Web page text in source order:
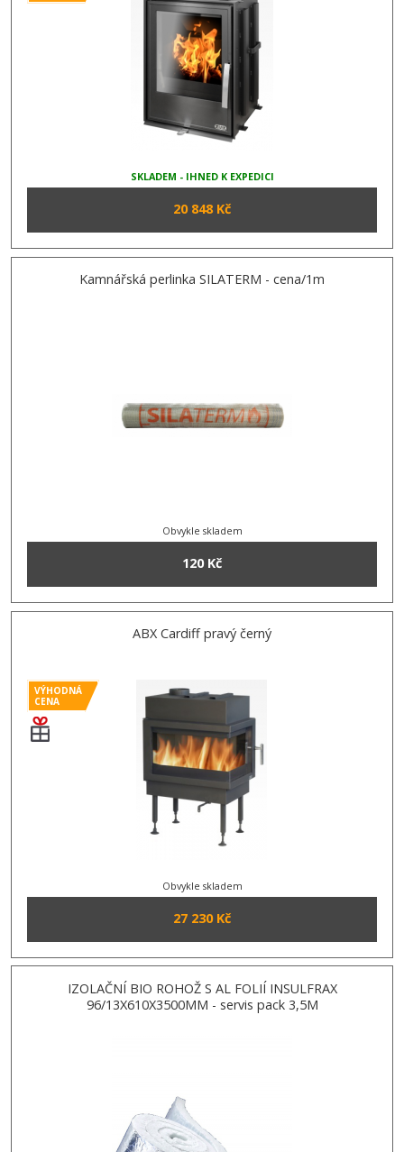
SKLADEM - IHNED K EXPEDICI
20 848 Kč
Kamnářská perlinka SILATERM - cena/1m
Obvykle skladem
120 Kč
ABX Cardiff pravý černý
VÝHODNÁ
CENA
Obvykle skladem
27 230 Kč
IZOLAČNÍ BIO ROHOŽ S AL FOLIÍ INSULFRAX
96/13X610X3500MM - servis pack 3,5M